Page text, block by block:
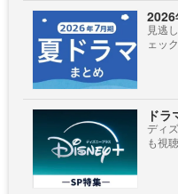
見逃
ェック
ド
ディ
も視